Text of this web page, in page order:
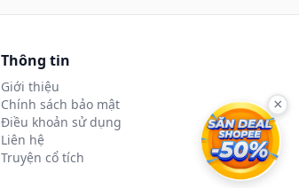
Thông tin
Giới thiệu
Chính sách bảo mật
Điều khoản sử dụng
Liên hệ
Truyện cổ tích
×